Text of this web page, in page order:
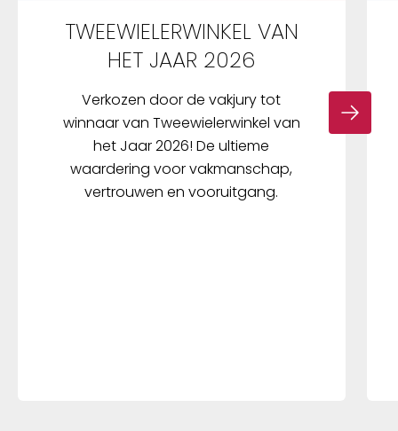
TWEEWIELERWINKEL VAN
HET JAAR 2026
Verkozen door de vakjury tot
winnaar van Tweewielerwinkel van
het Jaar 2026! De ultieme
waardering voor vakmanschap,
vertrouwen en vooruitgang.